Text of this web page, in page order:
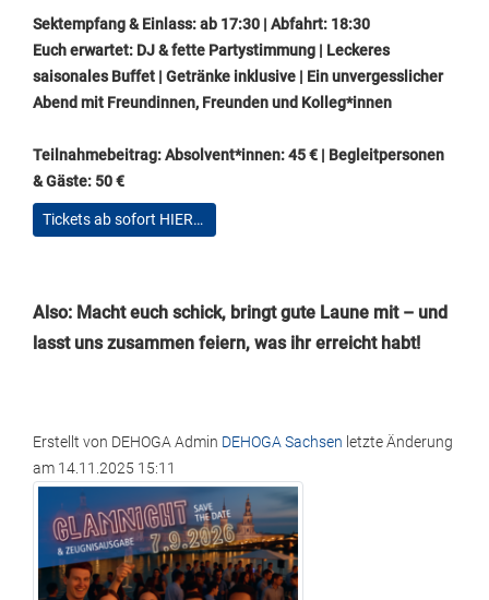
Sektempfang & Einlass: ab 17:30 | Abfahrt: 18:30
Euch erwartet: DJ & fette Partystimmung | Leckeres
saisonales Buffet | Getränke inklusive | Ein unvergesslicher
Abend mit Freundinnen, Freunden und Kolleg*innen
Teilnahmebeitrag: Absolvent*innen: 45 € | Begleitpersonen
& Gäste: 50 €
Tickets ab sofort HIER…
Also: Macht euch schick, bringt gute Laune mit – und
lasst uns zusammen feiern, was ihr erreicht habt!
Erstellt von DEHOGA Admin DEHOGA Sachsen letzte Änderung
am 14.11.2025 15:11